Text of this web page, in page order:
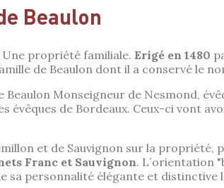
Beaulon
Une propriété familiale. Erigé en 1480
de Beaulon dont il a conservé le
Beaulon Monseigneur de Nesmond,
évêques de Bordeaux. Ceux-ci vont
et de Sauvignon sur la propriété,
Franc et Sauvignon. L´orientation
sa personnalité élégante et distinctive